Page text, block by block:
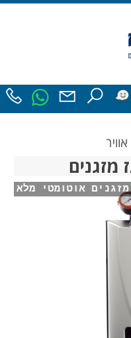
מזגנים
אוטומטי מלא